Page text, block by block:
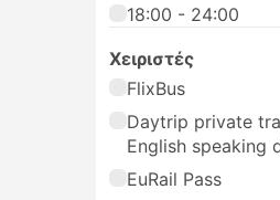
18:00 - 24:00
Χειριστές
FlixBus
Daytrip private
English speaking
EuRail Pass